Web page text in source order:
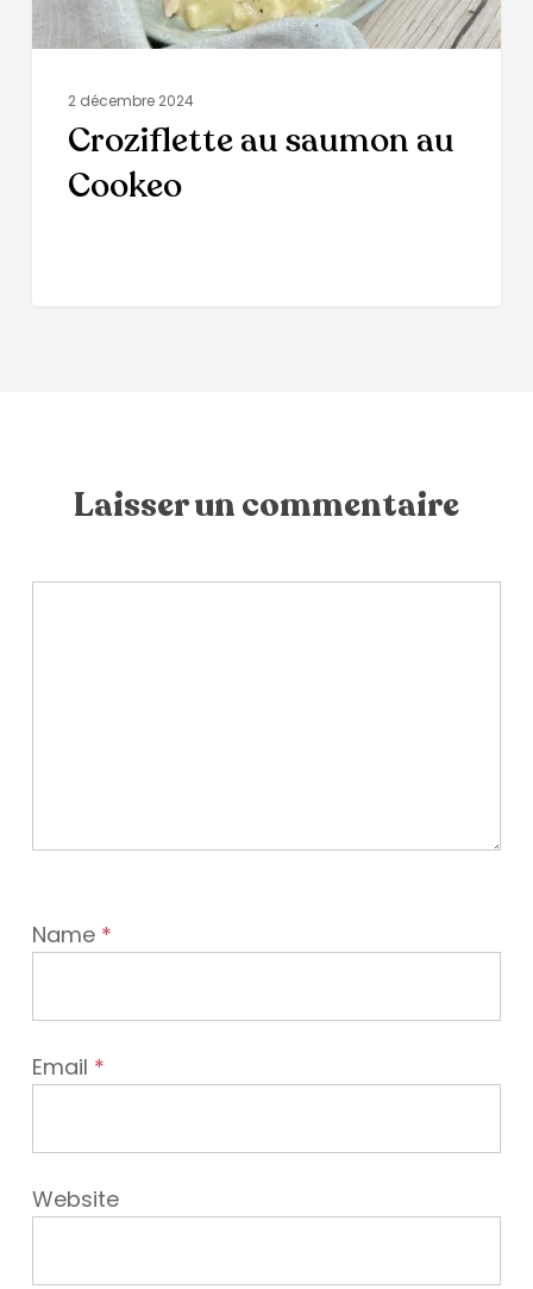
2 décembre 2024
Croziflette au saumon au
Cookeo
Laisser un commentaire
Name *
Email *
Website